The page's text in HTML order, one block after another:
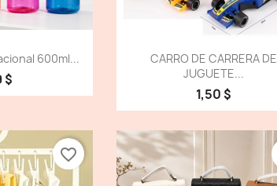
600ml...
$
Vista detallada
CARRO DE CARRERA DE
JUGUETE...
1,50 $
favorite_border